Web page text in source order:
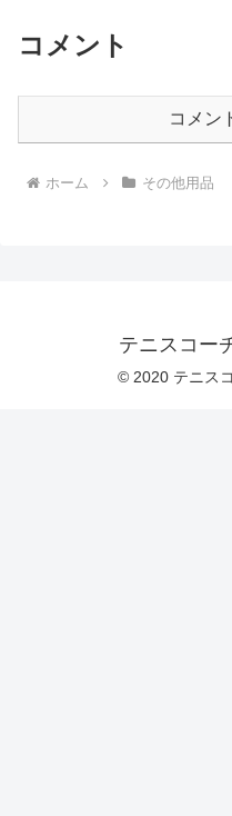
コメント
コメン
ホーム その他用品
テニスコー
© 2020 テニス